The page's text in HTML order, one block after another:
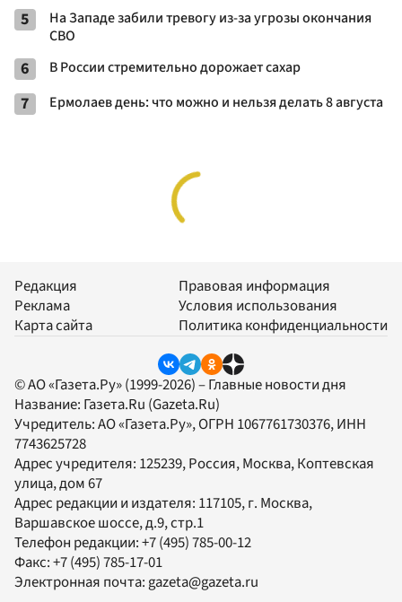
5
На Западе забили тревогу из-за угрозы окончания
СВО
6 В России стремительно дорожает сахар
7 Ермолаев день: что можно и нельзя делать 8 августа
Редакция
Реклама
Карта сайта
Правовая информация
Условия использования
Политика конфиденциальности
© АО «Газета.Ру» (1999-2026) – Главные новости дня
Название: Газета.Ru (Gazeta.Ru)
Учредитель:АО «Газета.Ру», ОГРН 1067761730376, ИНН
7743625728
Адрес учредителя: 125239, Россия, Москва, Коптевская
улица, дом 67
Адрес редакции и издателя: 117105, г. Москва,
Варшавское шоссе, д.9, стр.1
Телефон редакции:+7 (495) 785-00-12
Факс:+7 (495) 785-17-01
Электронная почта:gazeta@gazeta.ru